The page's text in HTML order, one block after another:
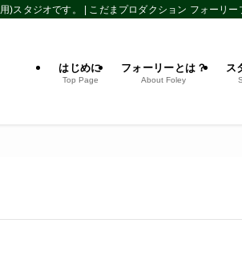
)スタジオです。 | こだまプロダクション フォーリー
はじめに
Top Page
フォーリーとは？
About Foley
ス